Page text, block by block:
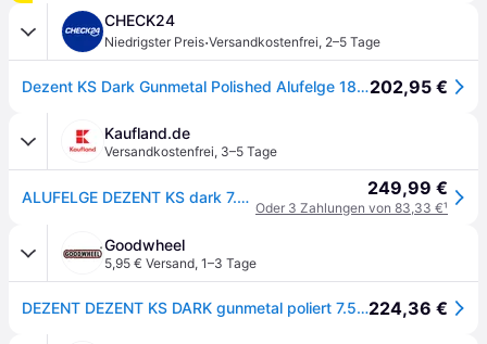
CHECK24
Niedrigster Preis·Versandkostenfrei, 2–5 Tage
Dezent KS Dark Gunmetal Polished Alufelge 18 Zoll ET49,5 5x114,3 ML67,1202,95 €
Kaufland.de
Versandkostenfrei, 3–5 Tage
ALUFELGE DEZENT KS dark 7.5x18 5x114.3 ET 49.5 GUNMETAL/POLISHED 249,99 €
Oder 3 Zahlungen von 83,33 €¹
Goodwheel
5,95 € Versand, 1–3 Tage
DEZENT DEZENT KS DARK gunmetal poliert 7.5Jx18 5x114.3 ET49.5224,36 €